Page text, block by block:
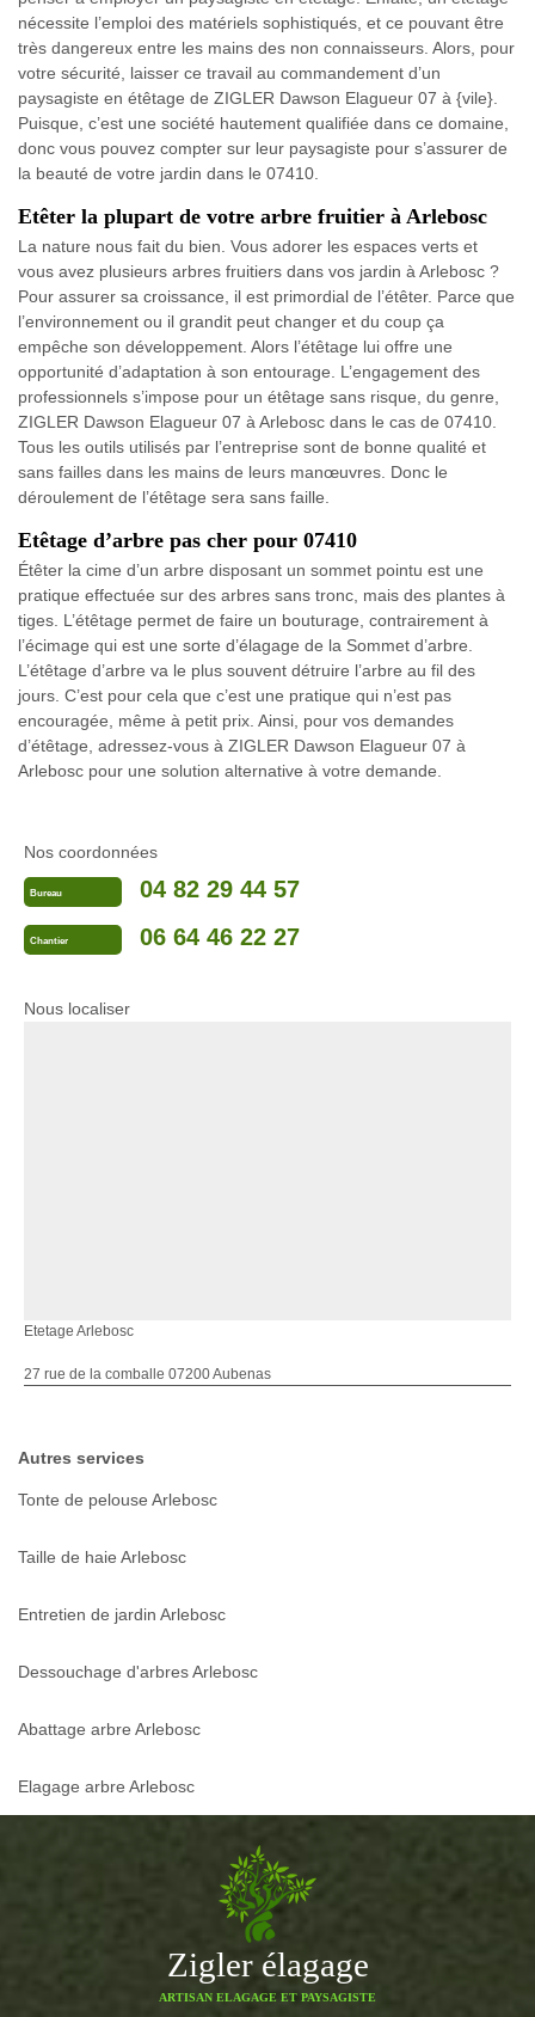
nécessite l’emploi des matériels sophistiqués, et ce pouvant être
très dangereux entre les mains des non connaisseurs. Alors, pour
votre sécurité, laisser ce travail au commandement d’un
paysagiste en étêtage de ZIGLER Dawson Elagueur 07 à {vile}.
Puisque, c’est une société hautement qualifiée dans ce domaine,
donc vous pouvez compter sur leur paysagiste pour s’assurer de
la beauté de votre jardin dans le 07410.
Etêter la plupart de votre arbre fruitier à Arlebosc
La nature nous fait du bien. Vous adorer les espaces verts et
vous avez plusieurs arbres fruitiers dans vos jardin à Arlebosc ?
Pour assurer sa croissance, il est primordial de l’étêter. Parce que
l’environnement ou il grandit peut changer et du coup ça
empêche son développement. Alors l’étêtage lui offre une
opportunité d’adaptation à son entourage. L’engagement des
professionnels s’impose pour un étêtage sans risque, du genre,
ZIGLER Dawson Elagueur 07 à Arlebosc dans le cas de 07410.
Tous les outils utilisés par l’entreprise sont de bonne qualité et
sans failles dans les mains de leurs manœuvres. Donc le
déroulement de l’étêtage sera sans faille.
Etêtage d’arbre pas cher pour 07410
Étêter la cime d’un arbre disposant un sommet pointu est une
pratique effectuée sur des arbres sans tronc, mais des plantes à
tiges. L’étêtage permet de faire un bouturage, contrairement à
l’écimage qui est une sorte d’élagage de la Sommet d’arbre.
L’étêtage d’arbre va le plus souvent détruire l’arbre au fil des
jours. C’est pour cela que c’est une pratique qui n’est pas
encouragée, même à petit prix. Ainsi, pour vos demandes
d’étêtage, adressez-vous à ZIGLER Dawson Elagueur 07 à
Arlebosc pour une solution alternative à votre demande.
Nos coordonnées
Bureau 04 82 29 44 57
Chantier 06 64 46 22 27
Nous localiser
Etetage Arlebosc
27 rue de la comballe 07200 Aubenas
Autres services
Tonte de pelouse Arlebosc
Taille de haie Arlebosc
Entretien de jardin Arlebosc
Dessouchage d'arbres Arlebosc
Abattage arbre Arlebosc
Elagage arbre Arlebosc
Zigler élagage
ARTISAN ELAGAGE ET PAYSAGISTE